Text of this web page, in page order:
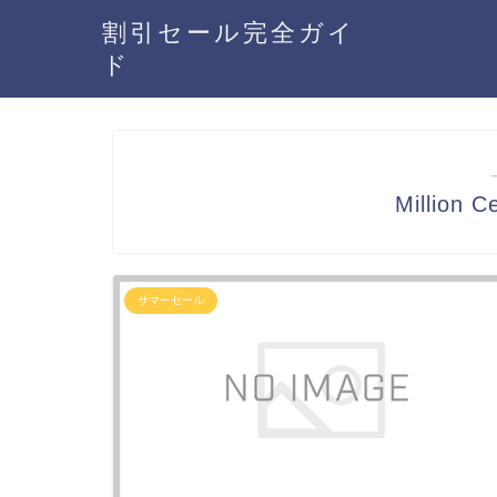
割引セール完全ガイ
ド
Million
サマーセール